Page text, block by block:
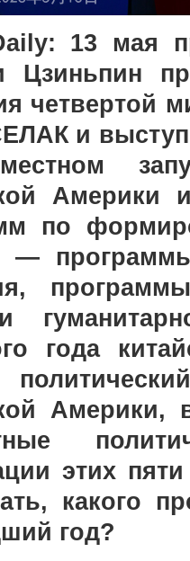
13 мая
четвертой
и
Америки
по
—
года
этих
какого
год?